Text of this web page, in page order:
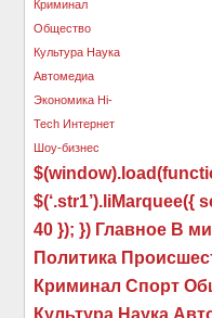
$(‘.str1’).liMarquee({
40 }); }) Главное В
Политика
Криминал Спорт